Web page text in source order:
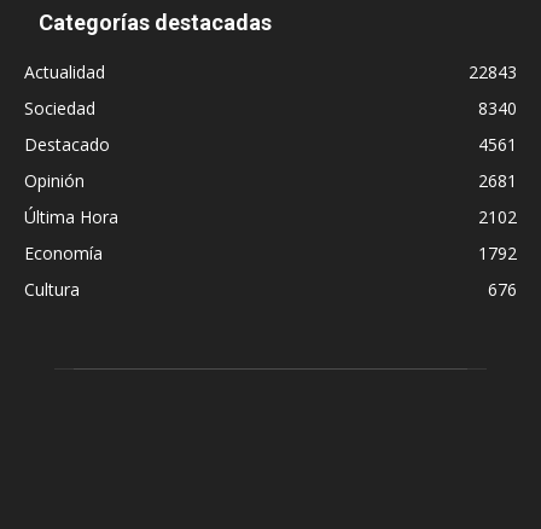
Categorías destacadas
Actualidad
22843
Sociedad
8340
Destacado
4561
Opinión
2681
Última Hora
2102
Economía
1792
Cultura
676